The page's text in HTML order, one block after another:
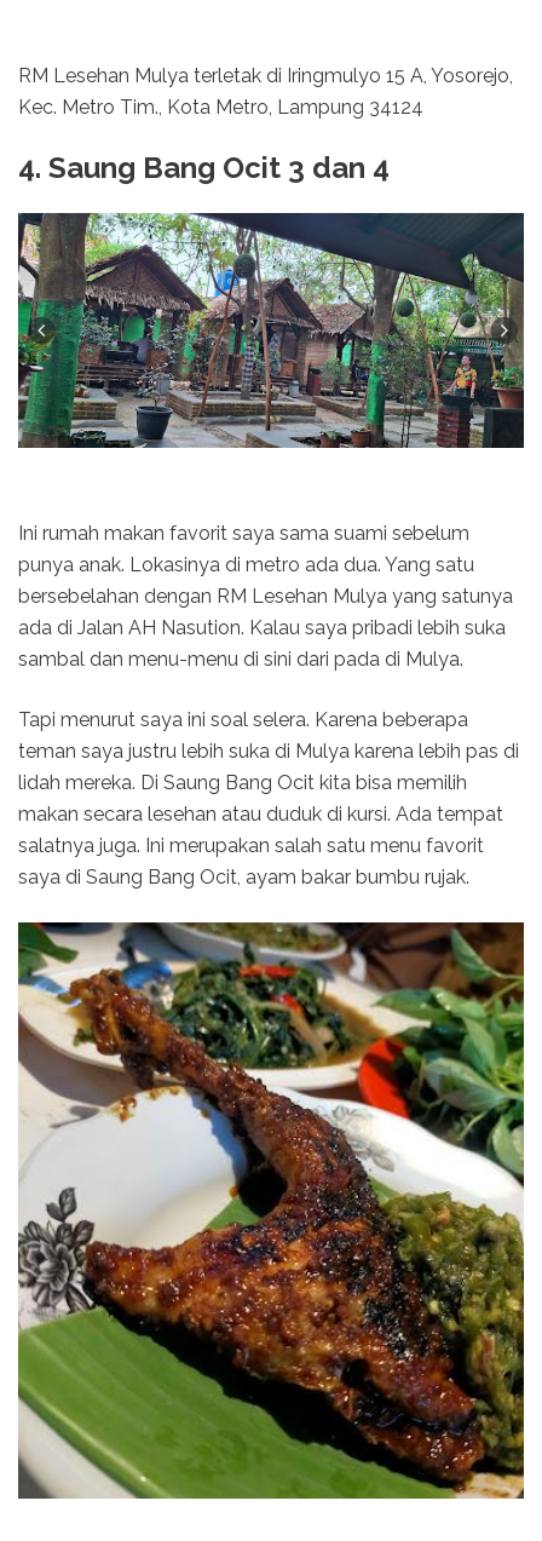
RM Lesehan Mulya terletak di Iringmulyo 15 A, Yosorejo,
Kec. Metro Tim., Kota Metro, Lampung 34124
4. Saung Bang Ocit 3 dan 4
Ini rumah makan favorit saya sama suami sebelum
punya anak. Lokasinya di metro ada dua. Yang satu
bersebelahan dengan RM Lesehan Mulya yang satunya
ada di Jalan AH Nasution. Kalau saya pribadi lebih suka
sambal dan menu-menu di sini dari pada di Mulya.
Tapi menurut saya ini soal selera. Karena beberapa
teman saya justru lebih suka di Mulya karena lebih pas di
lidah mereka. Di Saung Bang Ocit kita bisa memilih
makan secara lesehan atau duduk di kursi. Ada tempat
salatnya juga. Ini merupakan salah satu menu favorit
saya di Saung Bang Ocit, ayam bakar bumbu rujak.